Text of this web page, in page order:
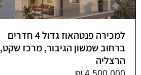
למכירה פנטהאוז גדול 4 חדרים
ברחוב שמשון הגיבור, מרכז שקט,
הרצליה